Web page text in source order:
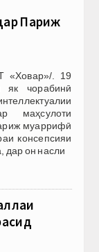
Париж
«Ховар»/. 19
як чорабинӣ
маҳсулоти
муаррифӣ
консепсияи
дар он насли